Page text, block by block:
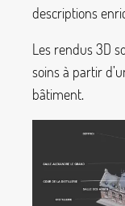
descriptions
Les rendus 3D
soins à partir
bâtiment.